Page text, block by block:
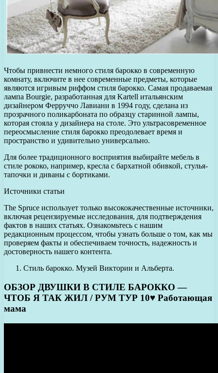
Чтобы привнести немного стиля барокко в современную
комнату, включите в нее современные предметы, которые
являются игривым риффом стиля барокко. Самая продаваемая
лампа Bourgie, разработанная для Kartell итальянским
дизайнером Ферруччо Лавиани в 1994 году, сделана из
прозрачного поликарбоната по образцу старинной лампы,
которая стояла у дизайнера на столе. Это ультрасовременное
переосмысление стиля барокко преодолевает время и
пространство и удивительно универсально.
Для более традиционного восприятия выбирайте мебель в
стиле рококо, например, кресла с бархатной обивкой, стулья-
тапочки и диваны с бортиками.
Источники статьи
The Spruce использует только высококачественные источники,
включая рецензируемые исследования, для подтверждения
фактов в наших статьях. Ознакомьтесь с нашим
редакционным процессом, чтобы узнать больше о том, как мы
проверяем факты и обеспечиваем точность, надежность и
достоверность нашего контента.
Стиль барокко. Музей Виктории и Альберта.
ОБЗОР ДВУШКИ В СТИЛЕ БАРОККО —
ЧТОБ Я ТАК ЖИЛ / РУМ ТУР 10♥ Работающая
мама